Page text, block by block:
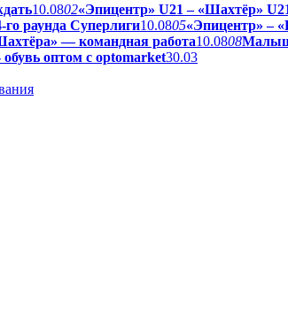
10.0802«Эпицентр» U21 – «Шахтёр»
раунда Суперлиги10.0805«Эпицентр» –
— командная работа10.0808
обувь оптом с optomarket30.03